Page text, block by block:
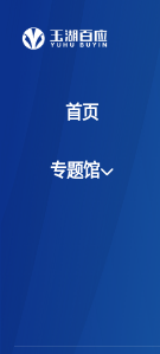
首页
专题馆